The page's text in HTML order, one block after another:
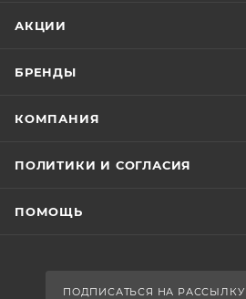
АКЦИИ
БРЕНДЫ
КОМПАНИЯ
ПОЛИТИКИ И СОГЛАСИЯ
ПОМОЩЬ
ПОДПИСАТЬСЯ НА РАССЫЛКУ